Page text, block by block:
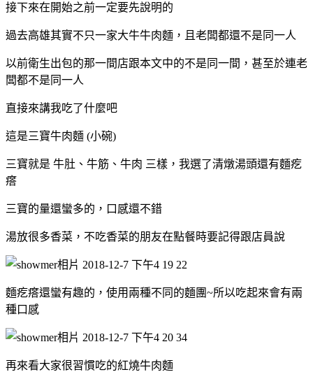
接下來在開始之前一定要先說明的
過去高雄其實不只一家大牛牛肉麵，且老闆都還不是同一人
以前衛生出包的那一間店跟本文中的不是同一間，甚至於連老
闆都不是同一人
直接來講我吃了什麼吧
這是三寶牛肉麵 (小碗)
三寶就是 牛肚、牛筋、牛肉 三樣，我選了清燉湯頭還有麵疙
瘩
三寶的量還蠻多的，口感還不錯
湯放很多香菜，不吃香菜的朋友在點餐時要記得跟店員說
麵疙瘩還蠻有趣的，使用兩種不同的麵團~所以吃起來會有兩
種口感
再來看大家很習慣吃的紅燒牛肉麵